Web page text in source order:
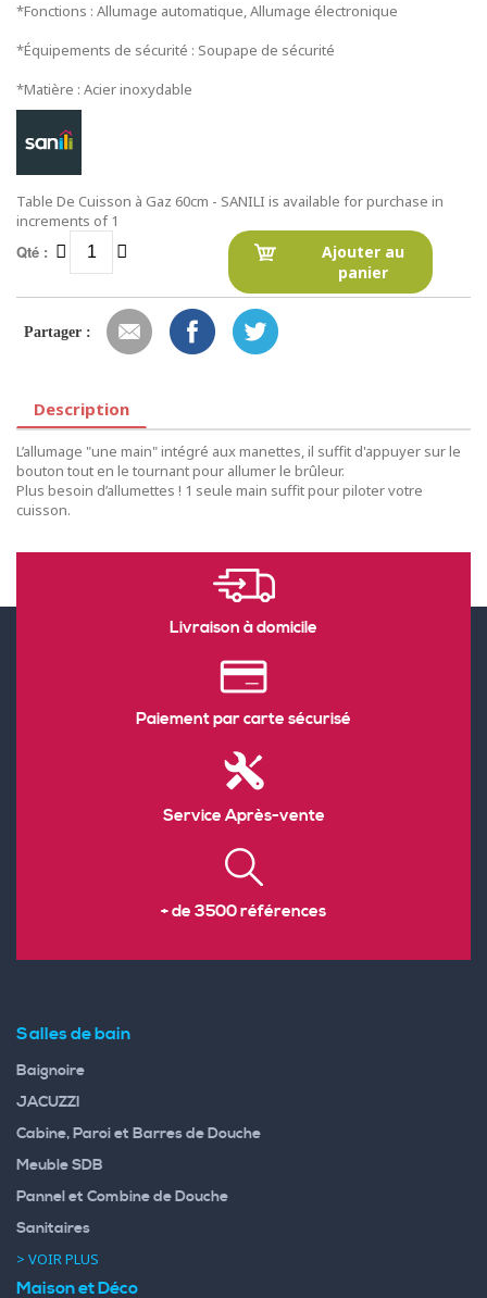
*Fonctions : Allumage automatique, Allumage électronique
*Équipements de sécurité : Soupape de sécurité
*Matière : Acier inoxydable
Table De Cuisson à Gaz 60cm - SANILI is available for purchase in
increments of 1
Qté :
Ajouter au
panier
Partager :
Description
L’allumage "une main" intégré aux manettes, il suffit d'appuyer sur le
bouton tout en le tournant pour allumer le brûleur.
Plus besoin d’allumettes ! 1 seule main suffit pour piloter votre
cuisson.
Livraison à domicile
Paiement par carte sécurisé
Service Après-vente
+ de 3500 références
Salles de bain
Baignoire
JACUZZI
Cabine, Paroi et Barres de Douche
Meuble SDB
Pannel et Combine de Douche
Sanitaires
> VOIR PLUS
Maison et Déco